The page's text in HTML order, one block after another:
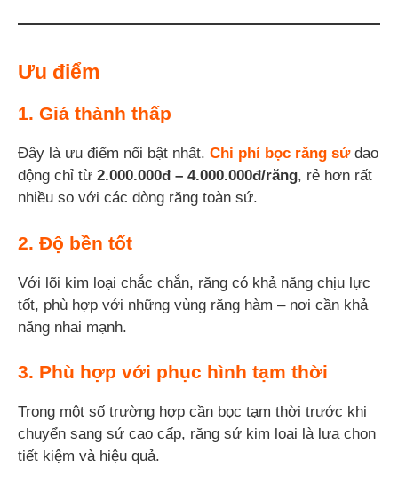
Ưu điểm
1. Giá thành thấp
Đây là ưu điểm nổi bật nhất. Chi phí bọc răng sứdao
động chỉ từ 2.000.000đ – 4.000.000đ/răng, rẻ hơn rất
nhiều so với các dòng răng toàn sứ.
2. Độ bền tốt
Với lõi kim loại chắc chắn, răng có khả năng chịu lực
tốt, phù hợp với những vùng răng hàm – nơi cần khả
năng nhai mạnh.
3. Phù hợp với phục hình tạm thời
Trong một số trường hợp cần bọc tạm thời trước khi
chuyển sang sứ cao cấp, răng sứ kim loại là lựa chọn
tiết kiệm và hiệu quả.